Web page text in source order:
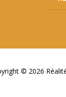
© 2026